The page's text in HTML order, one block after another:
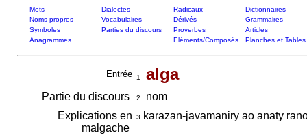
Mots Dialectes Radicaux
Dictionnaires
Noms propres
Vocabulaires Dérivés
Grammaires
Symboles
Parties du discours Proverbes
Articles
Anagrammes
Eléments/Composés Planches et Tables
Entrée 1 alga
Partie du discours 2
nom
Explications en
malgache
3 karazan-javamaniry ao anaty